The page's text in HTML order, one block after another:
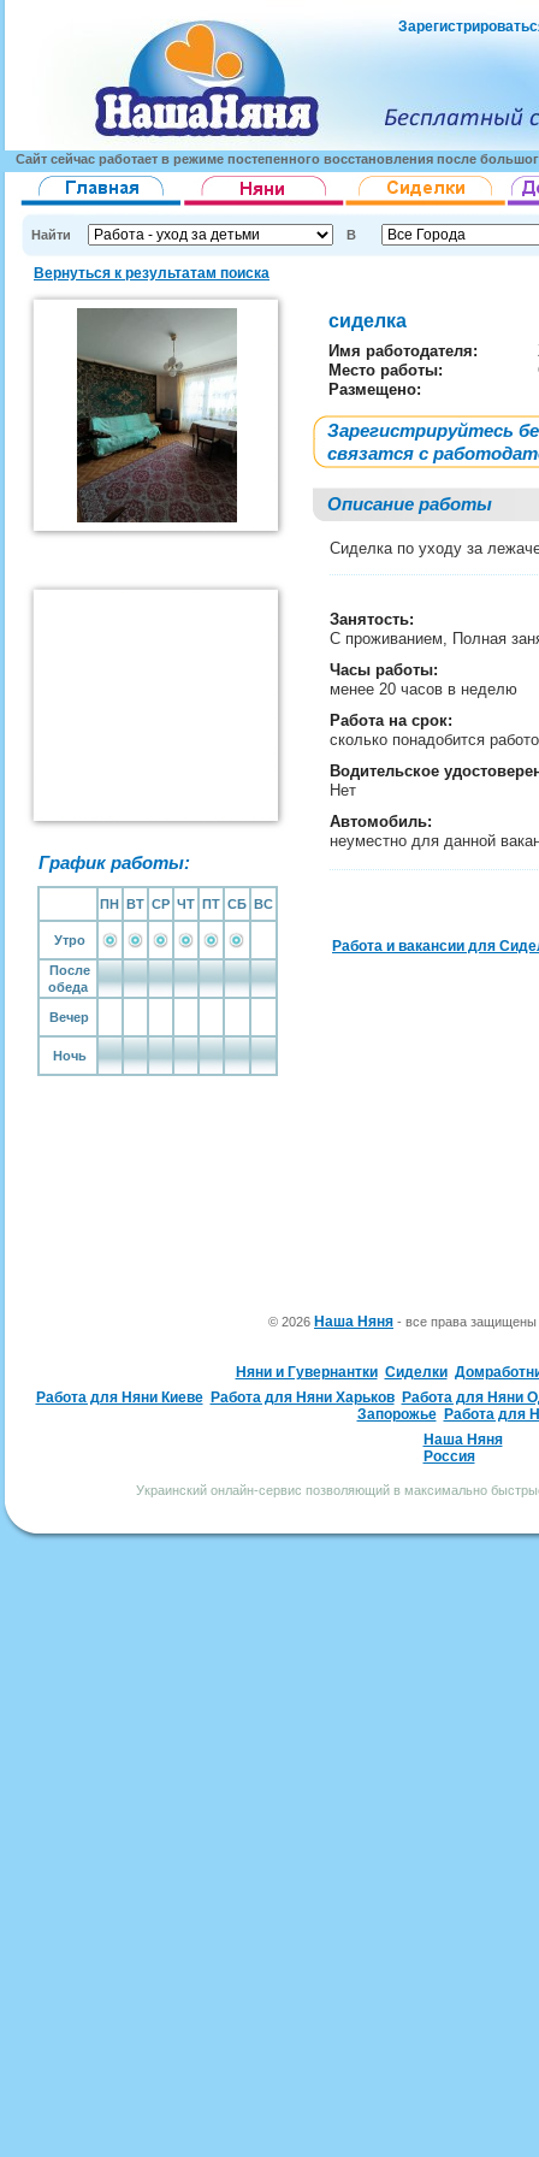
Сайт сейчас работает в режиме постепенного восстановления после
Найти В
Вернуться к результатам поиска
График работы:
ПН ВТ СР ЧТ ПТ СБ ВС
Утро
После
обеда
Вечер
Ночь
сиделка
Имя работодателя:
Место работы:
Размещено:
Зарегистрируйтесь
связатся с
Описание работы
Сиделка по уходу за
Занятость:
С проживанием, Полная
Часы работы:
менее 20 часов в неделю
Работа на срок:
сколько понадобится
Водительское
Нет
Автомобиль:
неуместно для данной
Работа и вакансии для
© 2026 Наша Няня - все права
Няни и Гувернантки Сиделки
Работа для Няни Киеве
Работа для Няни Харьков
Работа для Няни
Запорожье
Работа для
Наша Няня
Россия
Украинский онлайн-сервис позволяющий в максимально